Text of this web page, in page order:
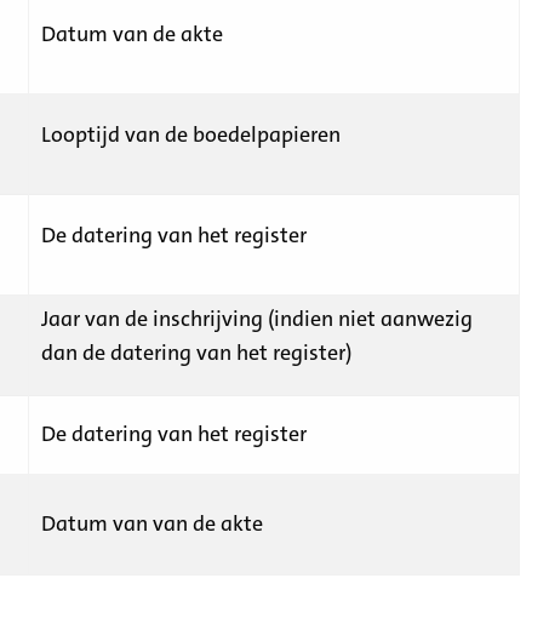
Datum van de akte
Looptijd van de boedelpapieren
De datering van het register
Jaar van de inschrijving (indien niet aanwezig
dan de datering van het register)
De datering van het register
Datum van van de akte